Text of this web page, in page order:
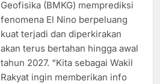
Geofisika (BMKG) memprediksi
fenomena El Nino berpeluang
kuat terjadi dan diperkirakan
akan terus bertahan hingga awal
tahun 2027. “Kita sebagai Wakil
Rakyat ingin memberikan info